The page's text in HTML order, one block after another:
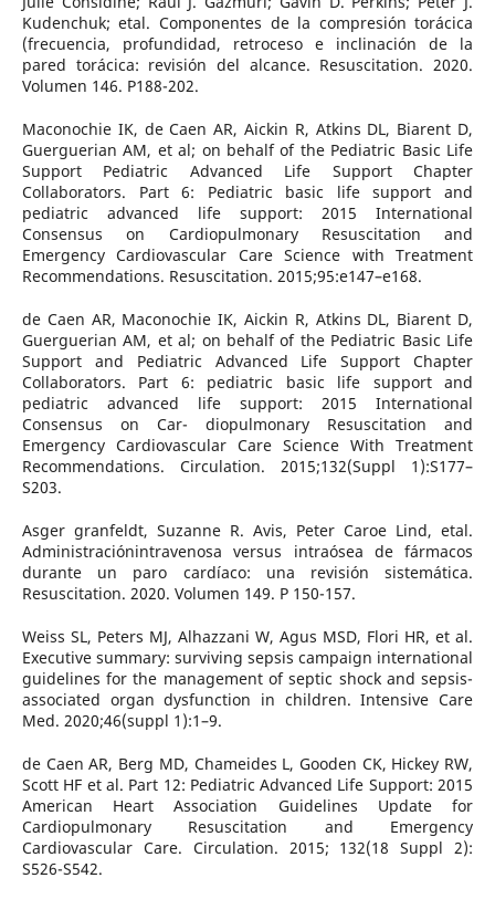
Kudenchuk; etal. Componentes de la compresión torácica
(frecuencia, profundidad, retroceso e inclinación de la
pared torácica: revisión del alcance. Resuscitation. 2020.
Volumen 146. P188-202.
Maconochie IK, de Caen AR, Aickin R, Atkins DL, Biarent D,
Guerguerian AM, et al; on behalf of the Pediatric Basic Life
Support Pediatric Advanced Life Support Chapter
Collaborators. Part 6: Pediatric basic life support and
pediatric advanced life support: 2015 International
Consensus on Cardiopulmonary Resuscitation and
Emergency Cardiovascular Care Science with Treatment
Recommendations. Resuscitation. 2015;95:e147–e168.
de Caen AR, Maconochie IK, Aickin R, Atkins DL, Biarent D,
Guerguerian AM, et al; on behalf of the Pediatric Basic Life
Support and Pediatric Advanced Life Support Chapter
Collaborators. Part 6: pediatric basic life support and
pediatric advanced life support: 2015 International
Consensus on Car- diopulmonary Resuscitation and
Emergency Cardiovascular Care Science With Treatment
Recommendations. Circulation. 2015;132(Suppl 1):S177–
S203.
Asger granfeldt, Suzanne R. Avis, Peter Caroe Lind, etal.
Administraciónintravenosa versus intraósea de fármacos
durante un paro cardíaco: una revisión sistemática.
Resuscitation. 2020. Volumen 149. P 150-157.
Weiss SL, Peters MJ, Alhazzani W, Agus MSD, Flori HR, et al.
Executive summary: surviving sepsis campaign international
guidelines for the management of septic shock and sepsis-
associated organ dysfunction in children. Intensive Care
Med. 2020;46(suppl 1):1–9.
de Caen AR, Berg MD, Chameides L, Gooden CK, Hickey RW,
Scott HF et al. Part 12: Pediatric Advanced Life Support: 2015
American Heart Association Guidelines Update for
Cardiopulmonary Resuscitation and Emergency
Cardiovascular Care. Circulation. 2015; 132(18 Suppl 2):
S526-S542.